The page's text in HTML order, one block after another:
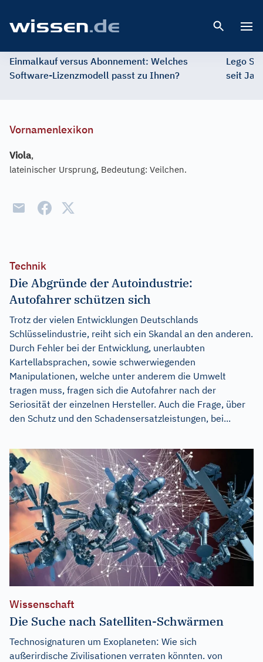
Einmalkauf versus Abonnement: Welches
Software-Lizenzmodell passt zu Ihnen?
Lego
seit
Vornamenlexikon
Viola,
lateinischer Ursprung, Bedeutung: Veilchen.
Technik
Die Abgründe der Autoindustrie:
Autofahrer schützen sich
Trotz der vielen Entwicklungen Deutschlands
Schlüsselindustrie, reiht sich ein Skandal an den anderen.
Durch Fehler bei der Entwicklung, unerlaubten
Kartellabsprachen, sowie schwerwiegenden
Manipulationen, welche unter anderem die Umwelt
tragen muss, fragen sich die Autofahrer nach der
Seriosität der einzelnen Hersteller. Auch die Frage, über
den Schutz und den Schadensersatzleistungen, bei...
Wissenschaft
Die Suche nach Satelliten-Schwärmen
Technosignaturen um Exoplaneten: Wie sich
außerirdische Zivilisationen verraten könnten. von